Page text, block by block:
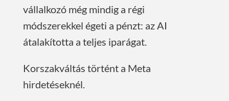
vállalkozó még mindig a régi
módszerekkel égeti a pénzt: az AI
átalakította a teljes iparágat.
Korszakváltás történt a Meta
hirdetéseknél.